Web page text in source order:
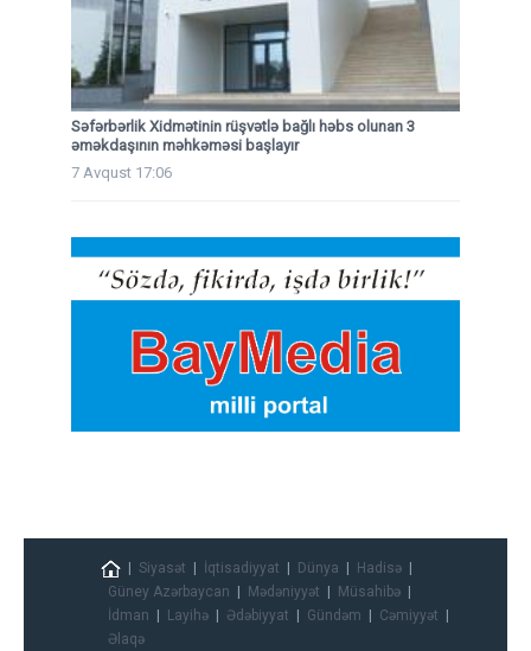
Səfərbərlik Xidmətinin rüşvətlə bağlı həbs olunan 3
əməkdaşının məhkəməsi başlayır
7 Avqust 17:06
Siyasət İqtisadiyyat Dünya
Hadisə
Güney Azərbaycan
Mədəniyyət
Müsahibə
İdman
Layihə Ədəbiyyat Gündəm
Cəmiyyət
Əlaqə